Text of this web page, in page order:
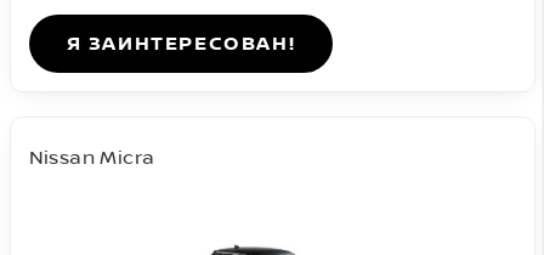
Я ЗАИНТЕРЕСОВАН!
Nissan Micra